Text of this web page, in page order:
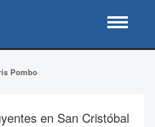
Pombo
en San Cristóbal